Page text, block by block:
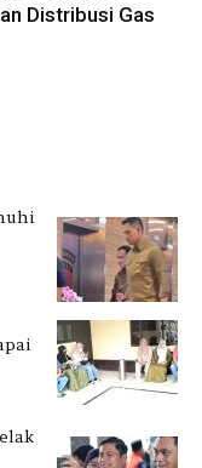
Distribusi Gas